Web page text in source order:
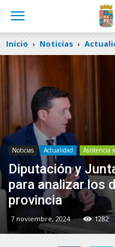
Inicio Noticias
Noticias Actualidad Asistencia
Diputación y
para analizar los
provincia
7 noviembre, 2024 1282